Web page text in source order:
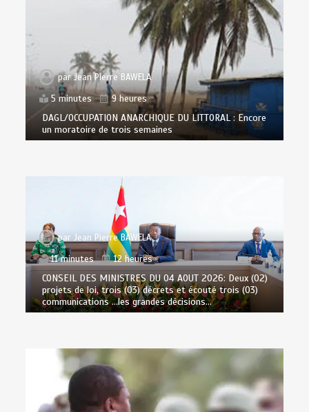
parJean Pierre BAWELA
5 minutes
9 heures
DAGL/OCCUPATION ANARCHIQUE DU LITTORAL : Encore
un moratoire de trois semaines
parJean Pierre BAWELA
11 minutes
12 heures
CONSEIL DES MINISTRES DU 04 AOUT 2026: Deux (02)
projets de loi, trois (03) décrets et écouté trois (03)
communications …les grandes décisions…